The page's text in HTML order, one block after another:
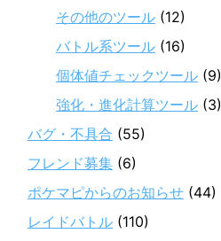
その他のツール (12)
バトル系ツール (16)
個体値チェックツール (9)
強化・進化計算ツール (3)
バグ・不具合 (55)
フレンド募集 (6)
ポケマピからのお知らせ (44)
レイドバトル (110)